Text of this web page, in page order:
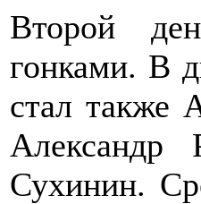
Второй
гонками. В
стал также
Александр
Сухинин.